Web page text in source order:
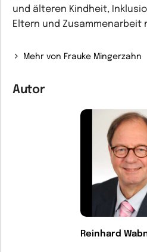
und älteren Kindheit,
Eltern und Zusammenarbeit
Mehr von Frauke Mingerzahn
Autor
Reinhard